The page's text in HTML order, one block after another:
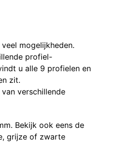
mogelijkheden.
profiel-
u alle 9 profielen en
zit.
verschillende
Bekijk ook eens de
grijze of zwarte